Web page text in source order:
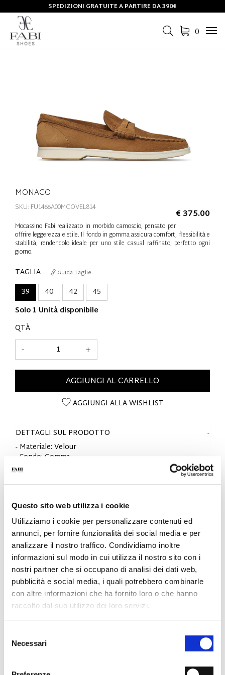
Questo sito web utilizza i cookie
Utilizziamo i cookie per personalizzare contenuti ed
annunci, per fornire funzionalità dei social media e per
analizzare il nostro traffico. Condividiamo inoltre
informazioni sul modo in cui utilizza il nostro sito con i
nostri partner che si occupano di analisi dei dati web,
pubblicità e social media, i quali potrebbero combinarle
con altre informazioni che ha fornito loro o che hanno
raccolto dal suo utilizzo dei loro servizi.
delNecessari
SPEDIZIONI GRATUITE A PARTIRE DA 390€
0
MONACO
€ 375.00
SKU: FU1466A00MCOVEL814
Mocassino Fabi realizzato in morbido camoscio, pensato per
offrire leggerezza e stile. Il fondo in gomma assicura comfort, flessibilità e
stabilità, rendendolo ideale per uno stile casual raffinato, perfetto ogni
giorno.
TAGLIA Guida Taglie
39 40 42
45
Solo 1 Unità disponibile
QTÀ
+
-
AGGIUNGI AL CARRELLO
AGGIUNGI ALLA WISHLIST
DETTAGLI SUL PRODOTTO
- Materiale: Velour
- Fondo: Gomma
- Colore: Cuoio
- Made in Italy
PERCHÉ È SPECIALE?
MATERIALI PREMIUM MADE IN ITALY LEGGEREZZA E
COMFORT